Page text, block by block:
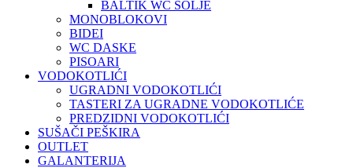
BALTIK WC ŠOLJE
MONOBLOKOVI
BIDEI
WC DASKE
PISOARI
VODOKOTLIĆI
UGRADNI VODOKOTLIĆI
TASTERI ZA UGRADNE VODOKOTLIĆE
PREDZIDNI VODOKOTLIĆI
SUŠAČI PEŠKIRA
OUTLET
GALANTERIJA